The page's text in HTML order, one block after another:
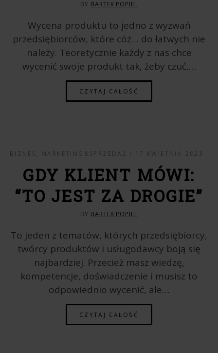
BY BARTEK POPIEL
Wycena produktu to jedno z wyzwań
przedsiębiorców, które cóż… do łatwych nie
należy. Teoretycznie każdy z nas chce
wycenić swoje produkt tak, żeby czuć,…
CZYTAJ CAŁOŚĆ
BIZNES, MARKETING&SPRZEDAŻ 17 KWIETNIA 2023
GDY KLIENT MÓWI:
“TO JEST ZA DROGIE”
BY BARTEK POPIEL
To jeden z tematów, których przedsiębiorcy,
twórcy produktów i usługodawcy boją się
najbardziej. Przecież masz wiedzę,
kompetencje, doświadczenie i musisz to
odpowiednio wycenić, ale…
CZYTAJ CAŁOŚĆ